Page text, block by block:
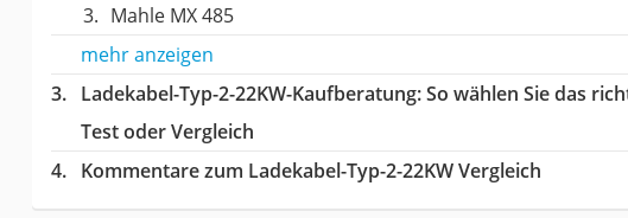
Mahle MX 485
mehr anzeigen
Ladekabel-Typ-2-22KW-Kaufberatung: So wählen Sie das
Test oder Vergleich
Kommentare zum Ladekabel-Typ-2-22KW Vergleich